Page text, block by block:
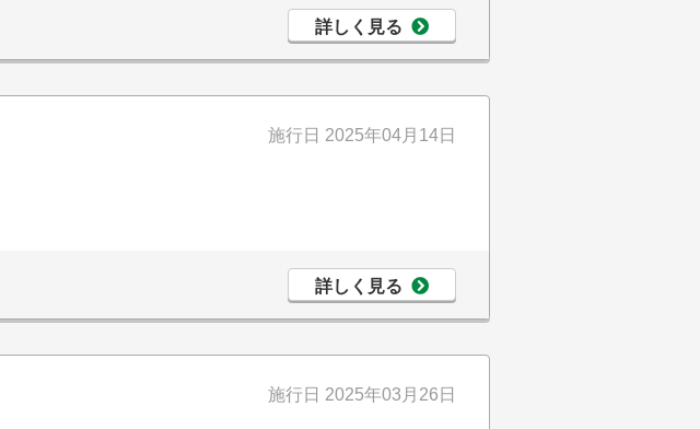
詳しく見る
施行日 2025年04月14日
詳しく見る
施行日 2025年03月26日